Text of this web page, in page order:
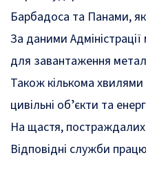
Барбадоса та Панами,
За даними
для завантаження
Також кількома
цивільні обʼєкти та
На щастя, постраждалих
Відповідні служби